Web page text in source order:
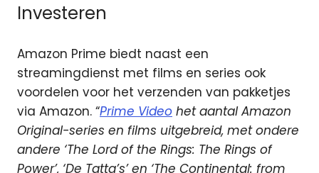
Investeren
Amazon Prime biedt naast een
streamingdienst met films en series ook
voordelen voor het verzenden van pakketjes
via Amazon. “Prime Video het aantal Amazon
Original-series en films uitgebreid, met ondere
andere ‘The Lord of the Rings: The Rings of
Power’, ‘De Tatta’s’ en ‘The Continental: from